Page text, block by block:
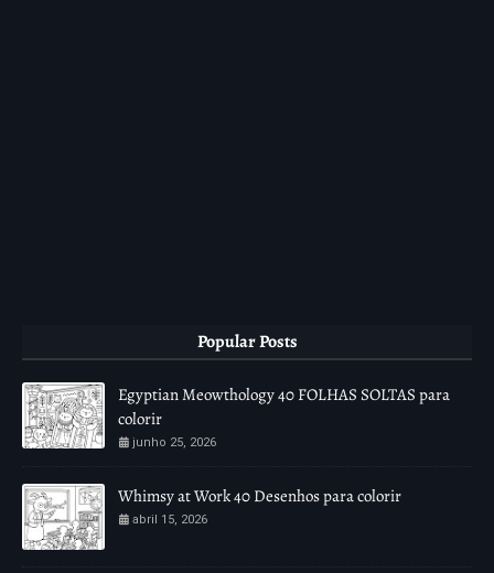
Popular Posts
Egyptian Meowthology 40 FOLHAS SOLTAS para
colorir
junho 25, 2026
Whimsy at Work 40 Desenhos para colorir
abril 15, 2026